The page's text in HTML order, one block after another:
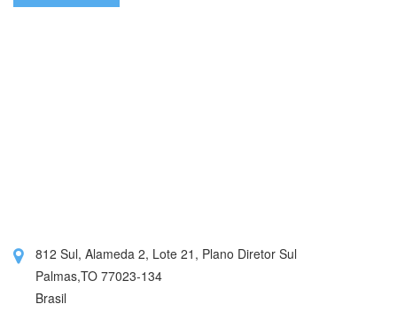
812 Sul, Alameda 2, Lote 21, Plano Diretor Sul
Palmas,TO 77023-134
Brasil